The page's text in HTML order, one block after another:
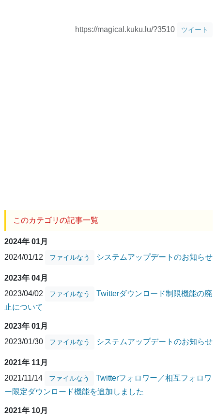
https://magical.kuku.lu/?3510 ツイート
このカテゴリの記事一覧
2024年 01月
2024/01/12
ファイルなう システムアップデートのお知らせ
2023年 04月
2023/04/02
ファイルなう
Twitterダウンロード制限機能の廃
止について
2023年 01月
2023/01/30
ファイルなう システムアップデートのお知らせ
2021年 11月
2021/11/14
ファイルなう
Twitterフォロワー／相互フォロワ
ー限定ダウンロード機能を追加しました
2021年 10月